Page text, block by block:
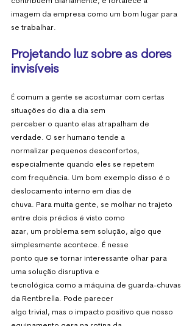
imagem da empresa como um bom lugar para
se trabalhar.
Projetando luz sobre as dores
invisíveis
É comum a gente se acostumar com certas
situações do dia a dia sem
perceber o quanto elas atrapalham de
verdade. O ser humano tende a
normalizar pequenos desconfortos,
especialmente quando eles se repetem
com frequência. Um bom exemplo disso é o
deslocamento interno em dias de
chuva. Para muita gente, se molhar no trajeto
entre dois prédios é visto como
azar, um problema sem solução, algo que
simplesmente acontece. É nesse
ponto que se tornar interessante olhar para
uma solução disruptiva e
tecnológica como a máquina de guarda-chuvas
da Rentbrella. Pode parecer
algo trivial, mas o impacto positivo que nosso